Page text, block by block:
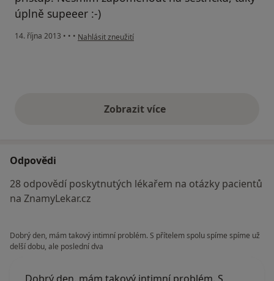
úplně supeeer :-)
14. října 2013 • • • podle názoru uživatele Váš účet byl odstraněn
Nahlásit zneužití
Zobrazit vícevýše uvedené názory
Odpovědi
28 odpovědí poskytnutých lékařem na otázky pacientů
na ZnamyLekar.cz
Dobrý den, mám takový intimní problém. S přítelem spolu spíme spíme už
delší dobu, ale poslední dva